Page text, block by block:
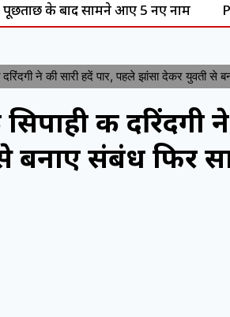
सामने आए 5 नए नाम Punjab
ने की सारी हदें पार, पहले झांसा देकर युवती से
की दरिंदगी ने
बनाए संबंध फिर